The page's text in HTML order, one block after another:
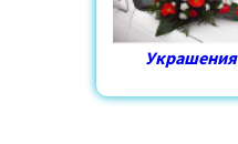
Украшения